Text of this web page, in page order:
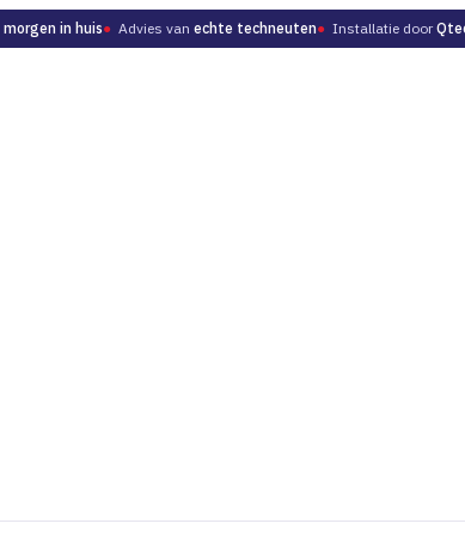
morgen in huis● Advies van echte techneuten● Installatie door